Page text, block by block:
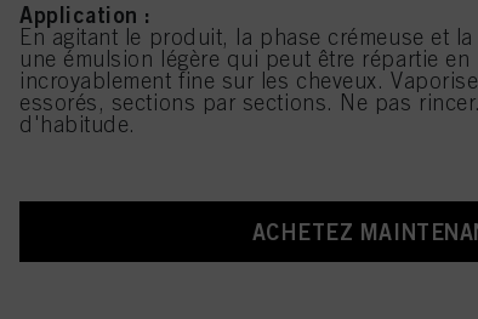
Application :
En agitant le produit, la phase crémeuse et
une émulsion légère qui peut être répartie en
incroyablement fine sur les cheveux.
essorés, sections par sections. Ne pas
d'habitude.
ACHETEZ